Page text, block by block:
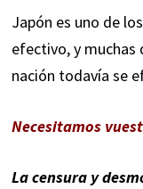
Japón es uno de
efectivo, y muchas
nación todavía se
Necesitamos
La censura y